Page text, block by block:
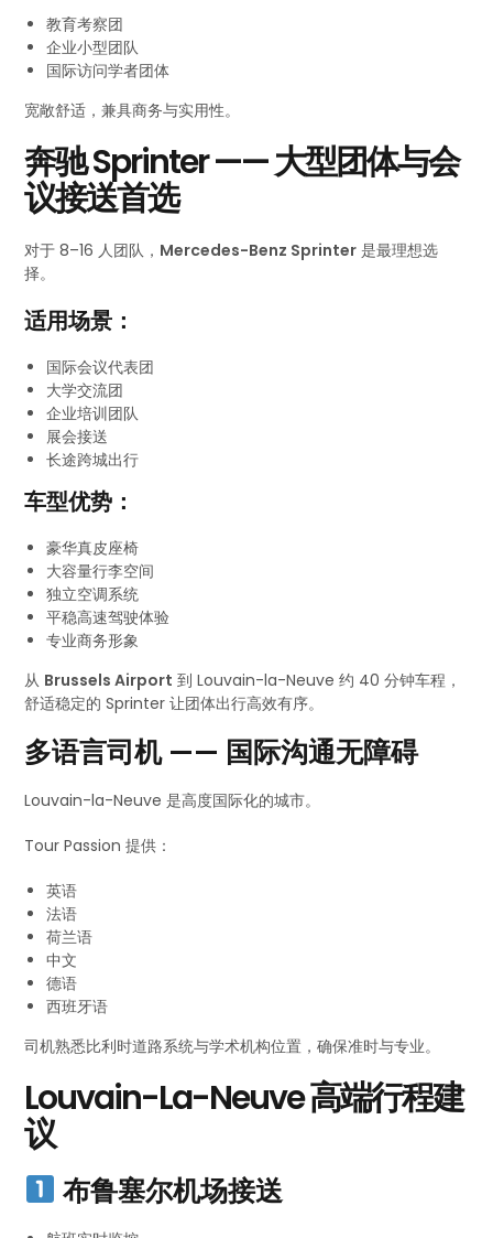
教育考察团
企业小型团队
国际访问学者团体
宽敞舒适，兼具商务与实用性。
奔驰 Sprinter —— 大型团体与会
议接送首选
对于 8–16 人团队， Mercedes-Benz Sprinter 是最理想选
择。
适用场景：
国际会议代表团
大学交流团
企业培训团队
展会接送
长途跨城出行
车型优势：
豪华真皮座椅
大容量行李空间
独立空调系统
平稳高速驾驶体验
专业商务形象
从 Brussels Airport 到 Louvain-la-Neuve 约 40 分钟车程，
舒适稳定的 Sprinter 让团体出行高效有序。
多语言司机 —— 国际沟通无障碍
Louvain-la-Neuve 是高度国际化的城市。
Tour Passion 提供：
英语
法语
荷兰语
中文
德语
西班牙语
司机熟悉比利时道路系统与学术机构位置，确保准时与专业。
Louvain-La-Neuve 高端行程建
议
布鲁塞尔机场接送